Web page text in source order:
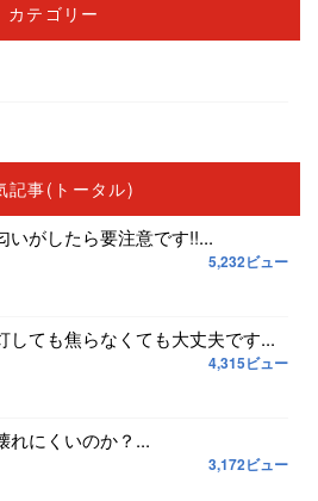
カテゴリー
記事(トータル)
いがしたら要注意です!!...
5,232ビュー
しても焦らなくても大丈夫です...
4,315ビュー
れにくいのか？...
3,172ビュー